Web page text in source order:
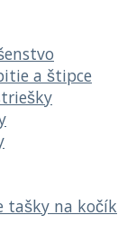
a štipce
tašky na kočík